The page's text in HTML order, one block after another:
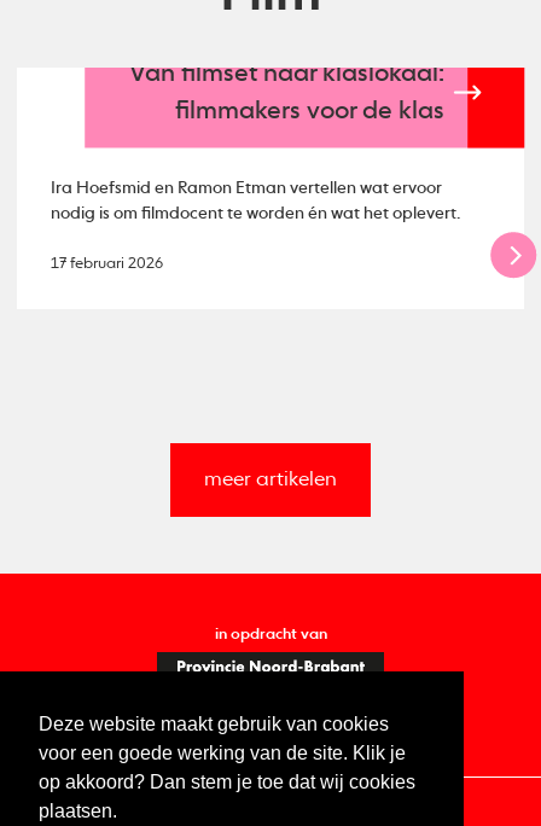
Deze website maakt gebruik van cookies
voor een goede werking van de site. Klik je
op akkoord? Dan stem je toe dat wij cookies
plaatsen.
Van filmset naar klaslokaal:
filmmakers voor de klas
Ira Hoefsmid en Ramon Etman vertellen wat ervoor
nodig is om filmdocent te worden én wat het oplevert.
17 februari 2026
meer artikelen
in opdracht van